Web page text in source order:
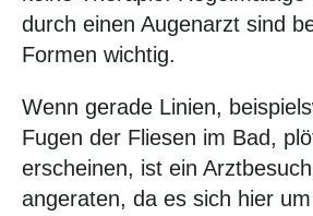
durch einen Augenarzt sind
Formen wichtig.
Wenn gerade Linien,
Fugen der Fliesen im Bad,
erscheinen, ist ein
angeraten, da es sich hier